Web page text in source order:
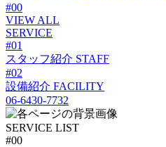
#00
VIEW ALL
SERVICE
#01
スタッフ紹介 STAFF
#02
設備紹介 FACILITY
06-6430-7732
SERVICE LIST
#00